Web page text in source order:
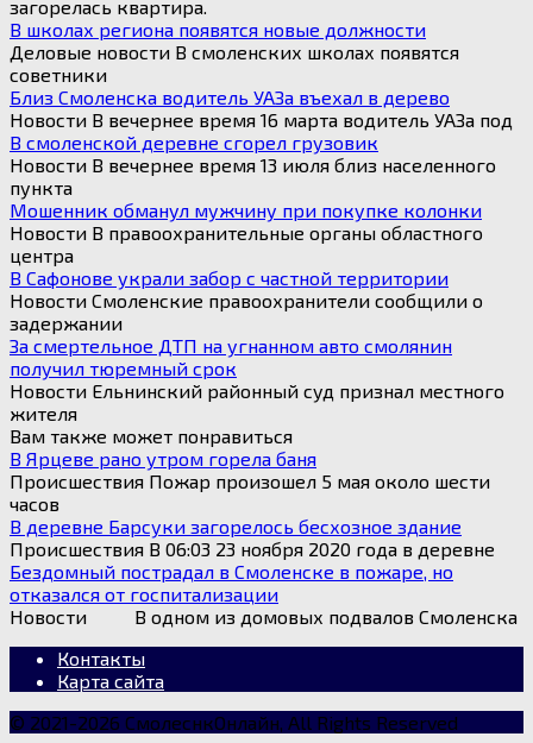
загорелась квартира.
В школах региона появятся новые должности
Деловые новости В смоленских школах появятся
советники
Близ Смоленска водитель УАЗа въехал в дерево
Новости В вечернее время 16 марта водитель УАЗа под
В смоленской деревне сгорел грузовик
Новости В вечернее время 13 июля близ населенного
пункта
Мошенник обманул мужчину при покупке колонки
Новости В правоохранительные органы областного
центра
В Сафонове украли забор с частной территории
Новости Смоленские правоохранители сообщили о
задержании
За смертельное ДТП на угнанном авто смолянин
получил тюремный срок
Новости Ельнинский районный суд признал местного
жителя
Вам также может понравиться
В Ярцеве рано утром горела баня
Происшествия Пожар произошел 5 мая около шести
часов
В деревне Барсуки загорелось бесхозное здание
Происшествия В 06:03 23 ноября 2020 года в деревне
Бездомный пострадал в Смоленске в пожаре, но
отказался от госпитализации
Новости В одном из домовых подвалов Смоленска
Контакты
Карта сайта
© 2021-2026 СмолеснкОнлайн, All Rights Reserved